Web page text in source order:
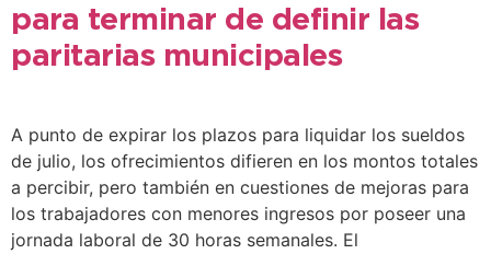
para terminar de definir las
paritarias municipales
A punto de expirar los plazos para liquidar los sueldos
de julio, los ofrecimientos difieren en los montos totales
a percibir, pero también en cuestiones de mejoras para
los trabajadores con menores ingresos por poseer una
jornada laboral de 30 horas semanales. El